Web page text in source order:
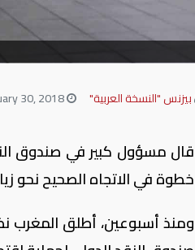
بيزنس "النسخة العربية"
قال مسؤول كبير في صندوق
خطوة في الاتجاه الصحيح نحو
ومنذ أسبوعين، أطلق المغرب